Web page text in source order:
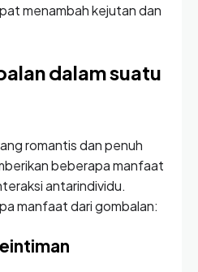
menambah kejutan dan
dalam suatu
romantis dan penuh
beberapa manfaat
antarindividu.
manfaat dari gombalan: